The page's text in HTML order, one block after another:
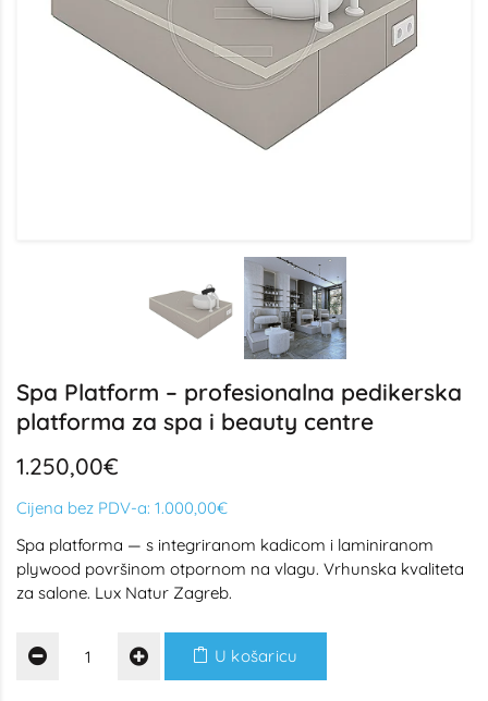
Spa Platform – profesionalna pedikerska
platforma za spa i beauty centre
1.250,00€
Cijena bez PDV-a: 1.000,00€
Spa platforma — s integriranom kadicom i laminiranom
plywood površinom otpornom na vlagu. Vrhunska kvaliteta
za salone. Lux Natur Zagreb.
U košaricu